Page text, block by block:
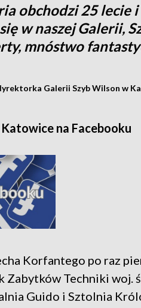
obchodzi 25 lecie i
w naszej Galerii,
mnóstwo
Galerii Szyb Wilson w
na Facebooku
Korfantego po raz
Zabytków Techniki woj.
Guido i Sztolnia